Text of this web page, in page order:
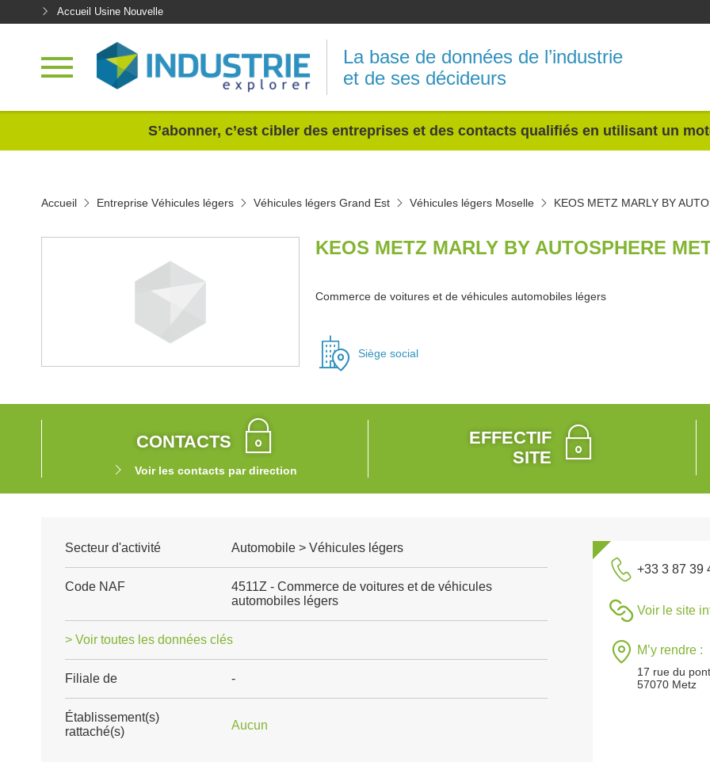
Accueil Usine Nouvelle
La base de données de l’industrie
et de ses décideurs
S’abonner, c’est cibler des entreprises et des contacts qualifiés en utilisant un
Accueil Entreprise Véhicules légers Véhicules légers Grand Est Véhicules légers Moselle KEOS METZ MARLY BY
KEOS METZ MARLY BY AUTOSPHERE
Commerce de voitures et de véhicules automobiles légers
Siège social
CONTACTS
Voir les contacts par direction
EFFECTIF
SITE
Secteur d'activité Automobile > Véhicules légers
Code NAF
4511Z - Commerce de voitures et de véhicules
automobiles légers
> Voir toutes les données clés
Filiale de -
Établissement(s)
rattaché(s)
Aucun
+33 3 87 39
Voir le site
M’y rendre :
17 rue du
57070 Metz